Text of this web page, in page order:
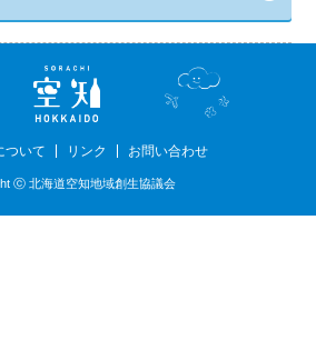
ついて リンク お問い合わせ
ⓒ 北海道空知地域創生協議会